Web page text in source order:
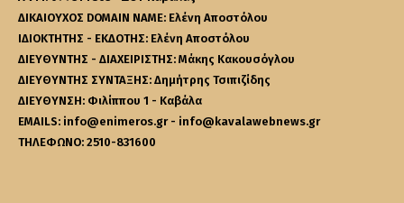
ΔΙΚΑΙΟΥΧΟΣ DOMAIN NAME: Ελένη Αποστόλου
ΙΔΙΟΚΤΗΤΗΣ - ΕΚΔΟΤΗΣ: Ελένη Αποστόλου
ΔΙΕΥΘΥΝΤΗΣ - ΔΙΑΧΕΙΡΙΣΤΗΣ: Μάκης Κακουσόγλου
ΔΙΕΥΘΥΝΤΗΣ ΣΥΝΤΑΞΗΣ: Δημήτρης Τσιπιζίδης
ΔΙΕΥΘΥΝΣΗ: Φιλίππου 1 - Καβάλα
EMAILS: info@enimeros.gr - info@kavalawebnews.gr
ΤΗΛΕΦΩΝΟ: 2510-831600